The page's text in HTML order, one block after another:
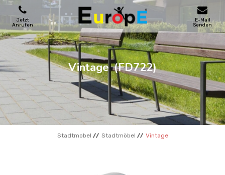
Jetzt
Anrufen
E-Mail
Senden
SPIELPLATZE
SKATEPARKS
HOLZHӒUSER
STADTMOBEL
Vintage (FD722)
Stadtmobel Stadtmöbel Vintage